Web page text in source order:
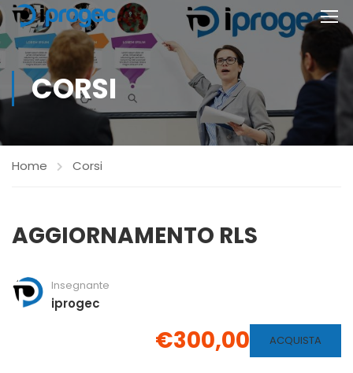
CORSI
Home Corsi
AGGIORNAMENTO RLS
Insegnante
iprogec
€300,00 ACQUISTA